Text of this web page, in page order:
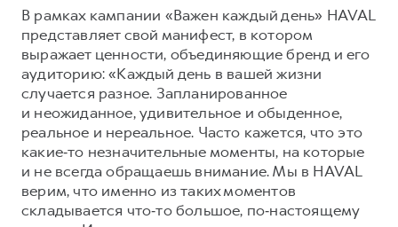
Коллекция Детская
В рамках кампании «Важен каждый день» HAVAL
представляет свой манифест, в котором
выражает ценности, объединяющие бренд и его
аудиторию: «Каждый день в вашей жизни
случается разное. Запланированное
и неожиданное, удивительное и обыденное,
реальное и нереальное. Часто кажется, что это
какие‑то незначительные моменты, на которые
и не всегда обращаешь внимание. Мы в HAVAL
верим, что именно из таких моментов
складывается что‑то большое, по‑настоящему